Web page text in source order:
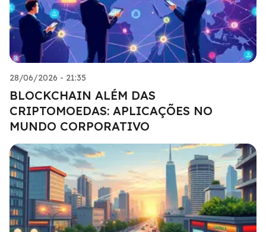
28/06/2026 - 21:35
BLOCKCHAIN ALÉM DAS
CRIPTOMOEDAS: APLICAÇÕES NO
MUNDO CORPORATIVO